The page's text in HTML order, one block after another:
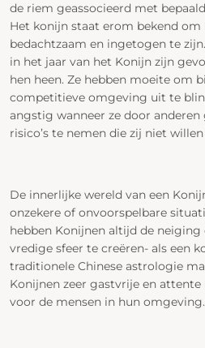
de riem geassocieerd met
Het konijn staat erom bekend om
bedachtzaam en ingetogen te
in het jaar van het Konijn zijn
hen heen. Ze hebben moeite om
competitieve omgeving uit te
angstig wanneer ze door
risico’s te nemen die zij niet
De innerlijke wereld van een
onzekere of onvoorspelbare
hebben Konijnen altijd de
vredige sfeer te creëren- als een
traditionele Chinese astrologie
Konijnen zeer gastvrije en
voor de mensen in hun omgeving.